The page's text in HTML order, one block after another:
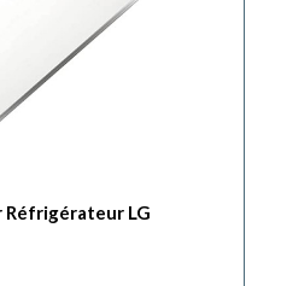
LG